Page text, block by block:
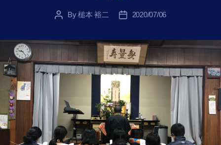
PostBy槌本 裕二
Post2020/07/06